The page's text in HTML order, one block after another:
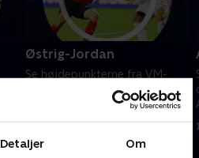
Detaljer Om
Østrig-Jordan
Se højdepunkterne fra VM-
opgøret mellem Østrig og
17. juni 2026 • 5 min